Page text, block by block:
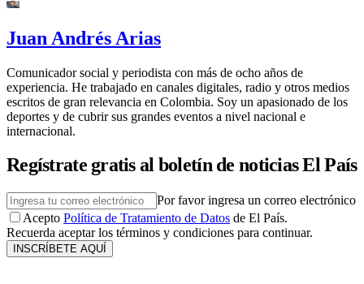
Juan Andrés Arias
Comunicador social y periodista con más de ocho años de
experiencia. He trabajado en canales digitales, radio y otros medios
escritos de gran relevancia en Colombia. Soy un apasionado de los
deportes y de cubrir sus grandes eventos a nivel nacional e
internacional.
Regístrate gratis al boletín de noticias El País
Por favor ingresa un correo electrónico
Acepto Política de Tratamiento de Datos de El País.
Recuerda aceptar los términos y condiciones para continuar.
INSCRÍBETE AQUÍ